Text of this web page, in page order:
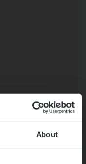
About